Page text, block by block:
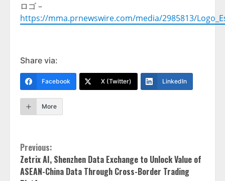
ロゴ –
https://mma.prnewswire.com/media/2985813/
Share via:
Facebook X (Twitter) LinkedIn
More
Continue
Reading
Previous:
Zetrix AI, Shenzhen Data Exchange to Unlock Value of
ASEAN-China Data Through Cross-Border Trading